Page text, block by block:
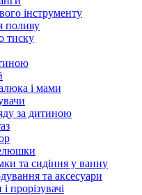
інструменту
поливу
тиску
і мами
за дитиною
та сидіння у ванну
та аксесуари
прорізувачі